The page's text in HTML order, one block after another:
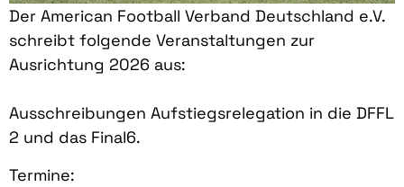
Der American Football Verband Deutschland e.V.
schreibt folgende Veranstaltungen zur
Ausrichtung 2026 aus:
Ausschreibungen Aufstiegsrelegation in die DFFL
2 und das Final6.
Termine: